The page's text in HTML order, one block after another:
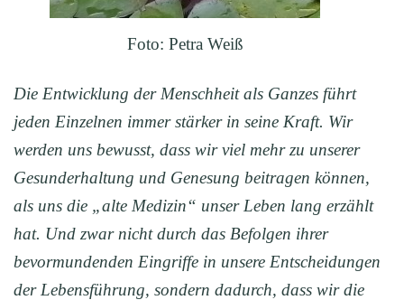
Foto: Petra Weiß
Die Entwicklung der Menschheit als Ganzes führt
jeden Einzelnen immerstärker in seine Kraft. Wir
werden uns bewusst, dass wir viel mehr zu unserer
Gesunderhaltung und Genesung beitragen können,
als uns die „alte Medizin“ unser Leben lang erzählt
hat. Und zwar nicht durch das Befolgen ihrer
bevormundenden Eingriffe in unsere Entscheidungen
der Lebensführung, sondern dadurch, dass wir die